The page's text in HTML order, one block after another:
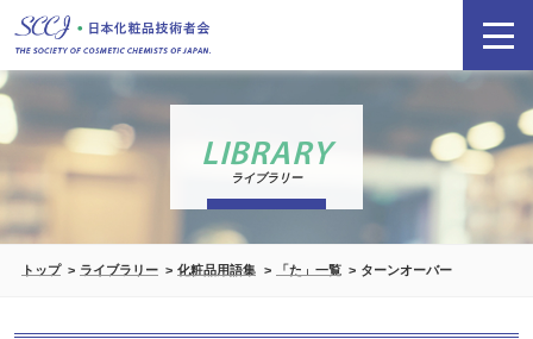
LIBRARY
ライブラリー
トップ ライブラリー 化粧品用語集 「た」一覧 ターンオーバー